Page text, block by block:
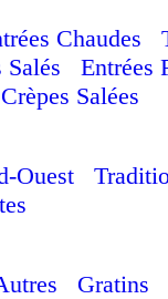
Chaudes
Salés
Entrées
Crèpes Salées
Ouest
Gratins